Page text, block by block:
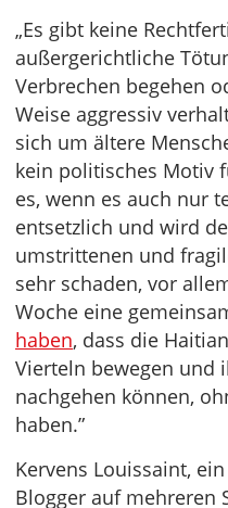
„Es gibt keine
außergerichtliche
Verbrechen begehen
Weise aggressiv
sich um ältere
kein politisches Motiv
es, wenn es auch nur
entsetzlich und wird
umstrittenen und
sehr schaden, vor
Woche eine
haben, dass die
Vierteln bewegen und
nachgehen können,
haben.”
Kervens Louissaint,
Blogger auf mehreren